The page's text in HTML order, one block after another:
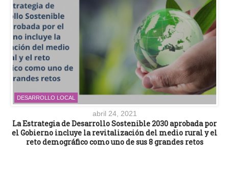
DESARROLLO LOCAL
abril 24, 2021
La Estrategia de Desarrollo Sostenible 2030 aprobada por
el Gobierno incluye la revitalización del medio rural y el
reto demográfico como uno de sus 8 grandes retos